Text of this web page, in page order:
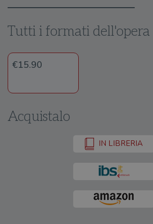
Tutti i formati dell'opera
€15.90
Acquistalo
IN LIBRERIA